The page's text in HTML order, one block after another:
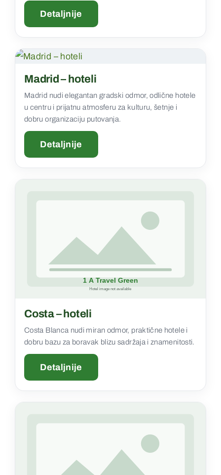
Detaljnije
Madrid – hoteli
Madrid nudi elegantan gradski odmor, odlične hotele
u centru i prijatnu atmosferu za kulturu, šetnje i
dobru organizaciju putovanja.
Detaljnije
Costa – hoteli
Costa Blanca nudi miran odmor, praktične hotele i
dobru bazu za boravak blizu sadržaja i znamenitosti.
Detaljnije